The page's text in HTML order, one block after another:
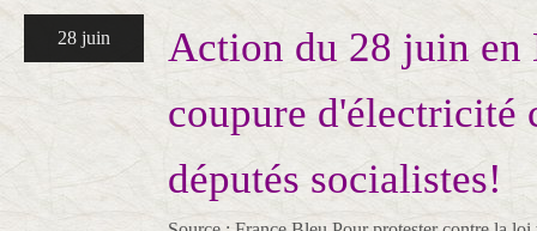
28 juin
Action du 28 juin en
coupure d'électricité
députés socialistes!